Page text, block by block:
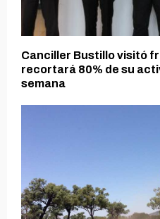
Canciller Bustillo visitó
recortará 80% de su
semana